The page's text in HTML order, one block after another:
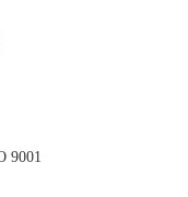
9001